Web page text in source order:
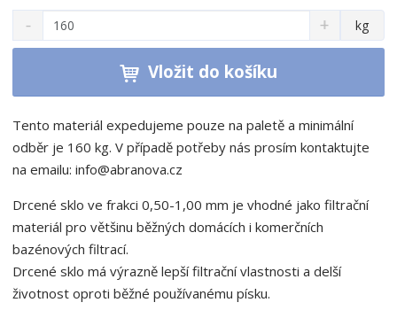
m
i
p
o
č
t
N
a
v
t
m
n
s
t
í
S
n
í
m
n
o
ž
s
t
v
í
kg
Vložit do košíku
Tento materiál expedujeme pouze na paletě a minimální
odběr je 160 kg. V případě potřeby nás prosím kontaktujte
na emailu: info@abranova.cz
Drcené sklo ve frakci 0,50-1,00 mm je vhodné jako filtrační
materiál pro většinu běžných domácích i komerčních
bazénových filtrací.
Drcené sklo má výrazně lepší filtrační vlastnosti a delší
životnost oproti běžné používanému písku.